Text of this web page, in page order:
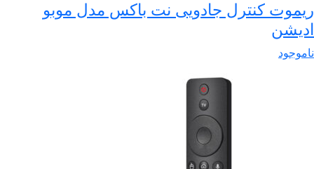
ریموت کنترل جادویی نت باکس مدل موبو
ادیشن
ناموجود